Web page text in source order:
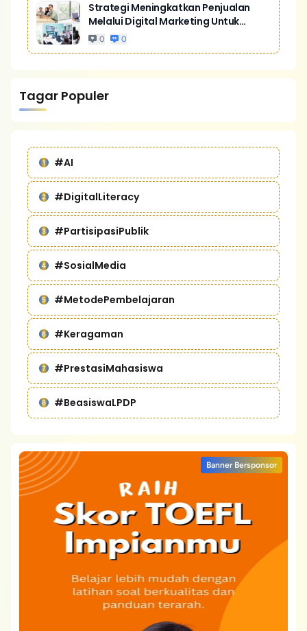
Strategi Meningkatkan Penjualan
Melalui Digital Marketing Untuk
Bisnis Yang Lebih Kompetitif
0 0
Tagar Populer
#AI
#DigitalLiteracy
#PartisipasiPublik
#SosialMedia
#MetodePembelajaran
#Keragaman
#PrestasiMahasiswa
#BeasiswaLPDP
Banner Bersponsor